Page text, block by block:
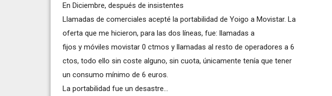
En Diciembre, después de insistentes
Llamadas de comerciales acepté la portabilidad de Yoigo a Movistar. La
oferta que me hicieron, para las dos líneas, fue: llamadas a
fijos y móviles movistar 0 ctmos y llamadas al resto de operadores a 6
ctos, todo ello sin coste alguno, sin cuota, únicamente tenía que tener
un consumo mínimo de 6 euros.
La portabilidad fue un desastre...